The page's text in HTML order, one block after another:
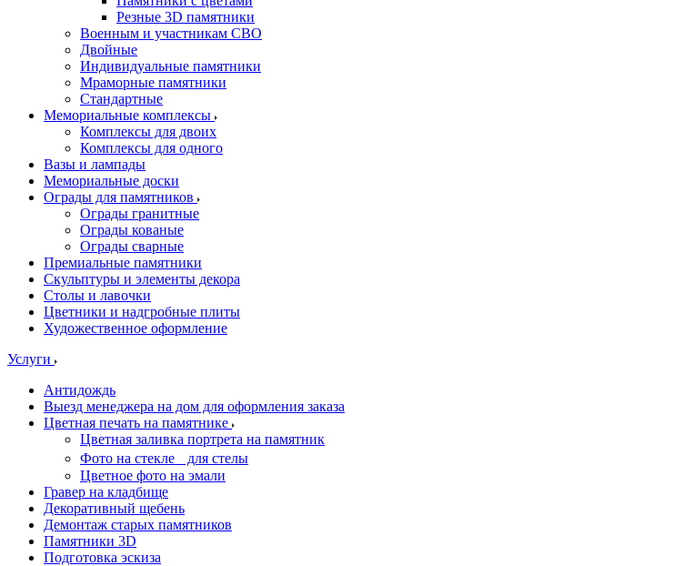
Резные 3D памятники
Военным и участникам СВО
Двойные
Индивидуальные памятники
Мраморные памятники
Стандартные
Мемориальные комплексы
Комплексы для двоих
Комплексы для одного
Вазы и лампады
Мемориальные доски
Ограды для памятников
Ограды гранитные
Ограды кованые
Ограды сварные
Премиальные памятники
Скульптуры и элементы декора
Столы и лавочки
Цветники и надгробные плиты
Художественное оформление
Услуги
Антидождь
Выезд менеджера на дом для оформления заказа
Цветная печать на памятнике
Цветная заливка портрета на памятник
Фото на стекле для стелы
Цветное фото на эмали
Гравер на кладбище
Декоративный щебень
Демонтаж старых памятников
Памятники 3D
Подготовка эскиза